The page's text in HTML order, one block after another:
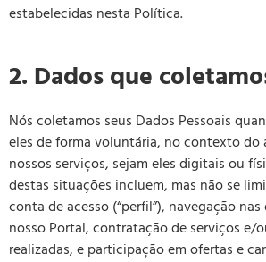
estabelecidas nesta Política.
2. Dados que
Nós coletamos seus Dados Pessoais
eles de forma voluntária, no contexto do
nossos serviços, sejam eles digitais ou
destas situações incluem, mas não se
conta de acesso (“perfil”), navegação
nosso Portal, contratação de serviços e/
realizadas, e participação em ofertas e